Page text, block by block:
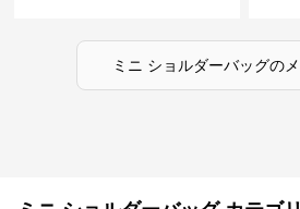
ミニ ショルダーバッグの